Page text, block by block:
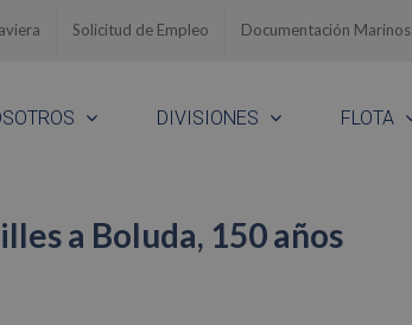
Solicitud de Empleo Documentación Marinos
DIVISIONES FLOTA
a Boluda, 150 años